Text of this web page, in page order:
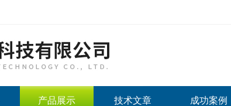
产品展示 技术文章 成功案例